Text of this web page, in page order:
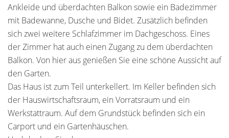
Ankleide und überdachten Balkon sowie ein Badezimmer
mit Badewanne, Dusche und Bidet. Zusätzlich befinden
sich zwei weitere Schlafzimmer im Dachgeschoss. Eines
der Zimmer hat auch einen Zugang zu dem überdachten
Balkon. Von hier aus genießen Sie eine schöne Aussicht auf
den Garten.
Das Haus ist zum Teil unterkellert. Im Keller befinden sich
der Hauswirtschaftsraum, ein Vorratsraum und ein
Werkstattraum. Auf dem Grundstück befinden sich ein
Carport und ein Gartenhäuschen.